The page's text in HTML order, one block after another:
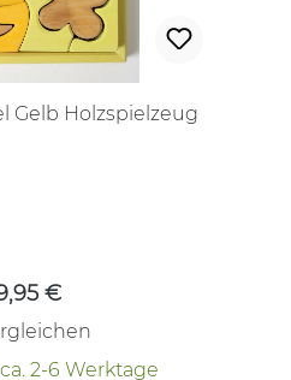
Gelb Holzspielzeug
€
2-6 Werktage